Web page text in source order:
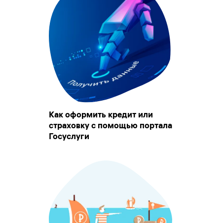
Как оформить кредит или
страховку с помощью портала
Госуслуги